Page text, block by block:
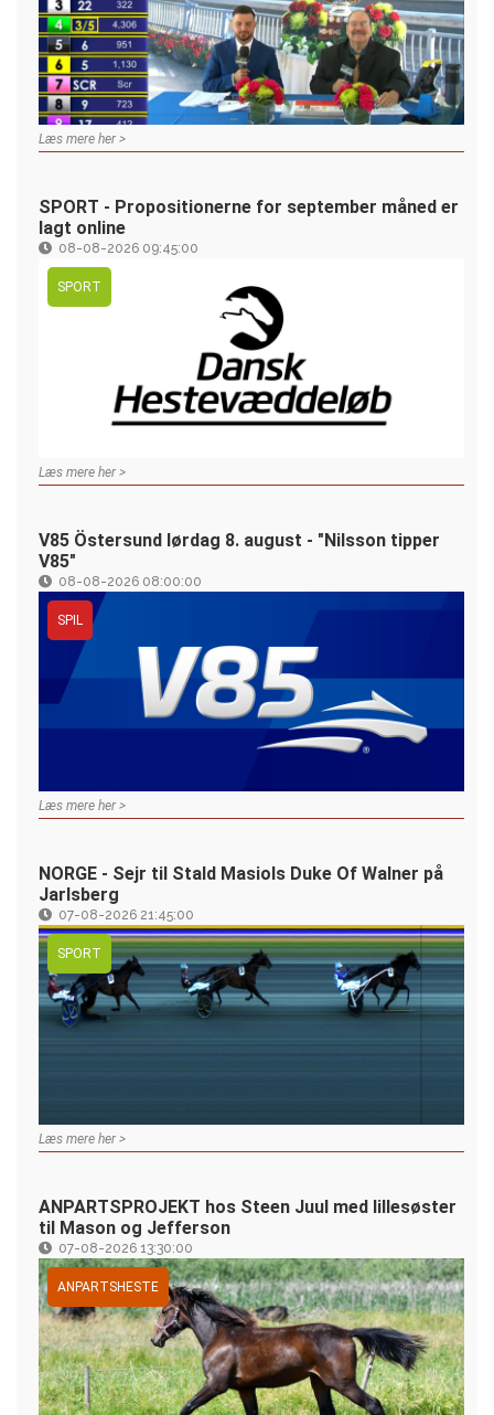
Læs mere her >
SPORT - Propositionerne for september måned er
lagt online
08-08-2026 09:45:00
SPORT
Læs mere her >
V85 Östersund lørdag 8. august - "Nilsson tipper
V85"
08-08-2026 08:00:00
SPIL
Læs mere her >
NORGE - Sejr til Stald Masiols Duke Of Walner på
Jarlsberg
07-08-2026 21:45:00
SPORT
Læs mere her >
ANPARTSPROJEKT hos Steen Juul med lillesøster
til Mason og Jefferson
07-08-2026 13:30:00
ANPARTSHESTE